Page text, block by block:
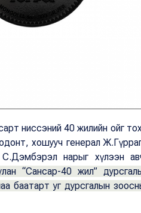
ниссэний 40 жилийн ойг
хошууч генерал
нарыг хүлээн
“Сансар-40 жил”
баатарт уг дурсгалын